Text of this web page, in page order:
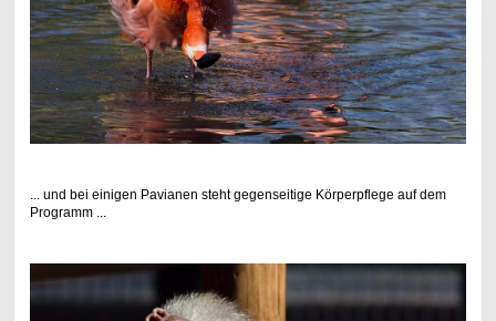
... und bei einigen Pavianen steht gegenseitige Körperpflege auf dem
Programm ...